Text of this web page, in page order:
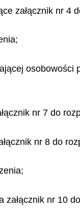
załącznik nr 4
osobowości
nr 7 do
nr 8 do
załącznik nr 10